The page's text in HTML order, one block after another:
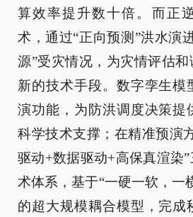
算效率提升数十倍。而正
术，通过“正向预测”洪水演
源”受灾情况，为灾情评估
新的技术手段。数字孪生模
演功能，为防洪调度决策提
科学技术支撑；在精准预演
驱动+数据驱动+高保真渲染
术体系，基于“一硬一软，一
的超大规模耦合模型，完成